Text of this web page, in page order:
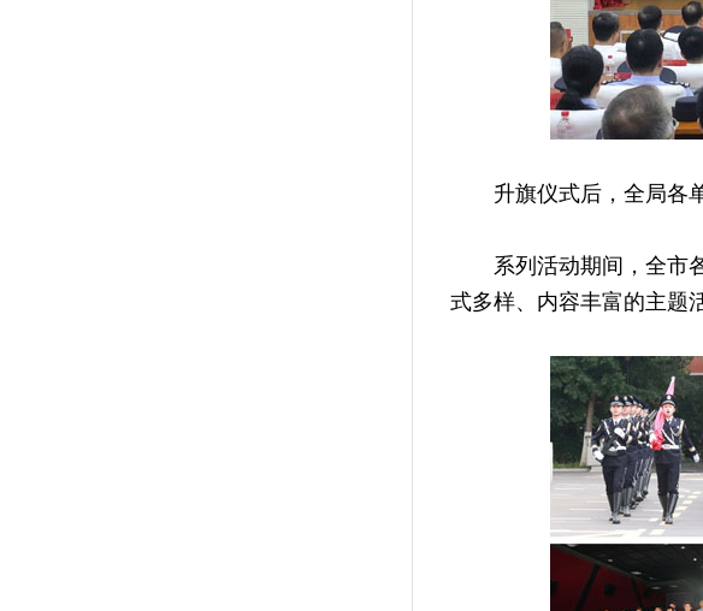
升旗仪式后，全局各单
系列活动期间，全市各
式多样、内容丰富的主题